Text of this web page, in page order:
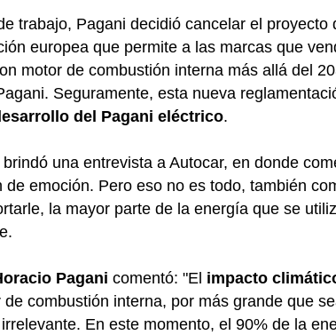
trabajo, Pagani decidió cancelar el
europea que permite a las marcas que
motor de combustión interna más allá del
Seguramente, esta nueva
del Pagani eléctrico.
una entrevista a Autocar, en donde
de emoción. Pero eso no es todo, también
la mayor parte de la energía que se
Pagani comentó: "El impacto
combustión interna, por más grande que
En este momento, el 90% de la